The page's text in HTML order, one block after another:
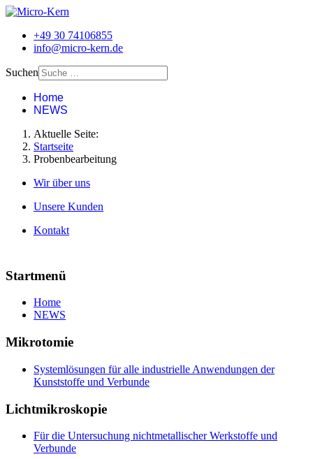
+49 30 74106855
info@micro-kern.de
Suchen
Home
NEWS
Aktuelle Seite:
Startseite
Probenbearbeitung
Wir über uns
Unsere Kunden
Kontakt
Startmenü
Home
NEWS
Mikrotomie
Systemlösungen für alle industrielle Anwendungen der
Kunststoffe und Verbunde
Lichtmikroskopie
Für die Untersuchung nichtmetallischer Werkstoffe und
Verbunde